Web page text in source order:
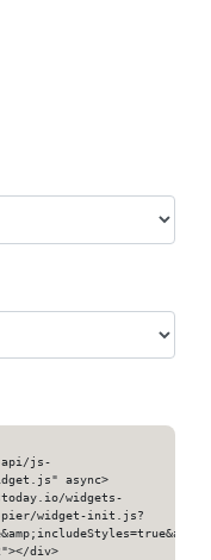
api/js-
async>
widgets-
widget-init.js?
div>